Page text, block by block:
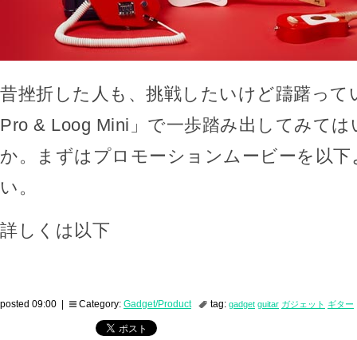
昔挫折した人も、挑戦したいけど躊躇って
Pro & Loog Mini」で一歩踏み出してみて
か。まずはプロモーションムービーを以
い。
詳しくは以下
posted 09:00 | Category: Gadget/Product tag: gadget guitar ガジェット ギター